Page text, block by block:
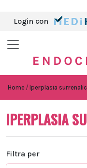
Login con
Home Iperplasia
IPERPLASIA
Filtra per